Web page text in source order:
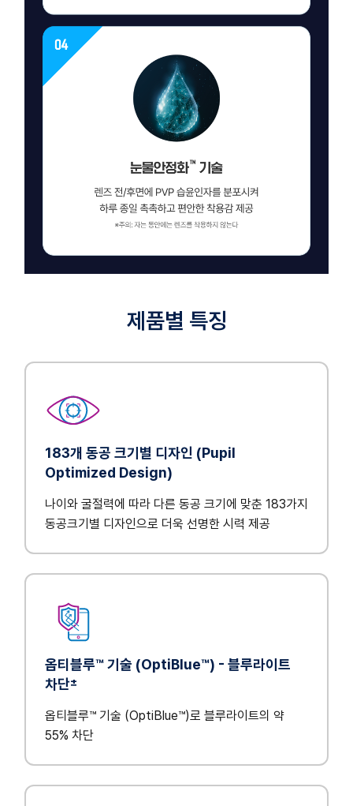
제품별 특징
183개 동공 크기별 디자인 (Pupil
Optimized Design)
나이와 굴절력에 따라 다른 동공 크기에 맞춘 183가지
동공크기별 디자인으로 더욱 선명한 시력 제공
옵티블루™ 기술 (OptiBlue™) - 블루라이트
차단±
옵티블루™ 기술 (OptiBlue™)로 블루라이트의 약
55% 차단